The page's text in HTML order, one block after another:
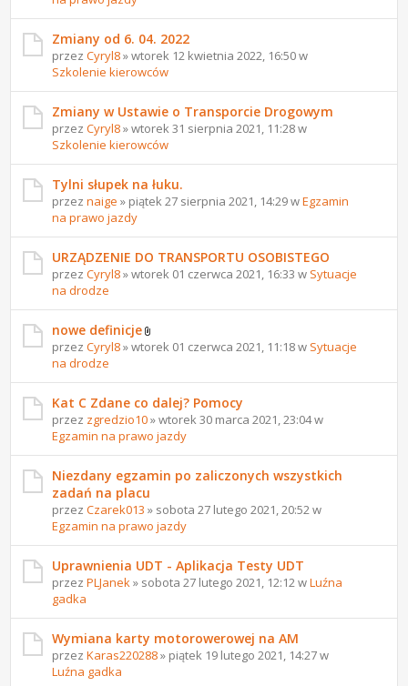
Zmiany od 6. 04. 2022
przezCyryl8» wtorek 12 kwietnia 2022, 16:50 w
Szkolenie kierowców
Zmiany w Ustawie o Transporcie Drogowym
przezCyryl8» wtorek 31 sierpnia 2021, 11:28 w
Szkolenie kierowców
Tylni słupek na łuku.
przeznaige » piątek 27 sierpnia 2021, 14:29 wEgzamin
na prawo jazdy
URZĄDZENIE DO TRANSPORTU OSOBISTEGO
przezCyryl8» wtorek 01 czerwca 2021, 16:33 w Sytuacje
na drodze
nowe definicje
przezCyryl8» wtorek 01 czerwca 2021, 11:18 w Sytuacje
na drodze
Kat C Zdane co dalej? Pomocy
przez zgredzio10» wtorek 30 marca 2021, 23:04 w
Egzamin na prawo jazdy
Niezdany egzamin po zaliczonych wszystkich
zadań na placu
przezCzarek013 » sobota 27 lutego 2021, 20:52 w
Egzamin na prawo jazdy
Uprawnienia UDT - Aplikacja Testy UDT
przezPLJanek » sobota 27 lutego 2021, 12:12 wLuźna
gadka
Wymiana karty motorowerowej na AM
przezKaras220288» piątek 19 lutego 2021, 14:27 w
Luźna gadka